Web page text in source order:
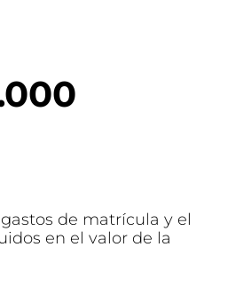
de matrícula y el
en el valor de la